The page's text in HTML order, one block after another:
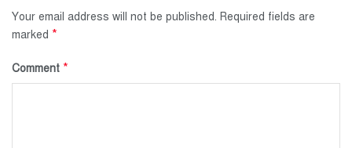
Your email address will not be published. Required fields are
marked *
Comment *